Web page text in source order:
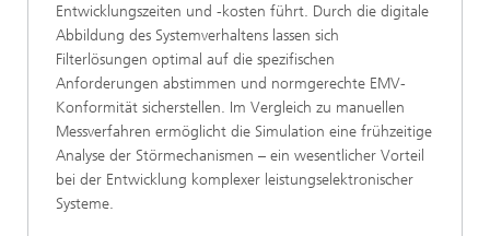
Entwicklungszeiten und -kosten führt. Durch die digitale
Abbildung des Systemverhaltens lassen sich
Filterlösungen optimal auf die spezifischen
Anforderungen abstimmen und normgerechte EMV-
Konformität sicherstellen. Im Vergleich zu manuellen
Messverfahren ermöglicht die Simulation eine frühzeitige
Analyse der Störmechanismen – ein wesentlicher Vorteil
bei der Entwicklung komplexer leistungselektronischer
Systeme.